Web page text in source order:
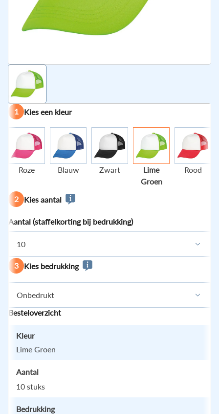
1 Kies een kleur
Roze Blauw Zwart
Lime
Groen
Rood
2 Kies aantal
Aantal (staffelkorting bij bedrukking)
10
3 Kies bedrukking
Onbedrukt
Besteloverzicht
Kleur
Lime Groen
Aantal
10 stuks
Bedrukking